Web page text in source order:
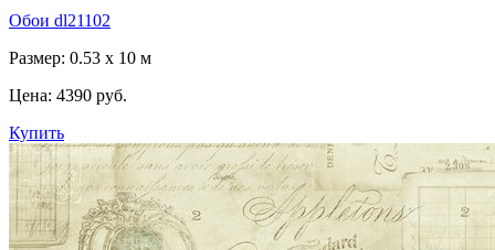
Обои dl21102
Размер: 0.53 x 10 м
Цена: 4390 руб.
Купить